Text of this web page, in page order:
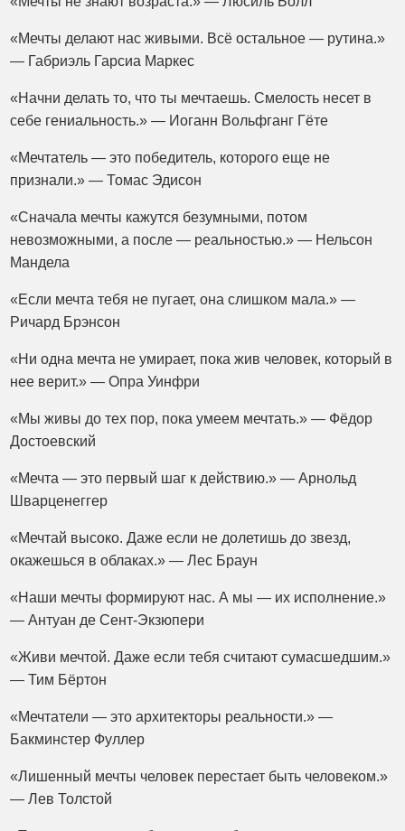
«Мечты делают нас живыми. Всё остальное — рутина.»
— Габриэль Гарсиа Маркес
«Начни делать то, что ты мечтаешь. Смелость несет в
себе гениальность.» — Иоганн Вольфганг Гёте
«Мечтатель — это победитель, которого еще не
признали.» — Томас Эдисон
«Сначала мечты кажутся безумными, потом
невозможными, а после — реальностью.» — Нельсон
Мандела
«Если мечта тебя не пугает, она слишком мала.» —
Ричард Брэнсон
«Ни одна мечта не умирает, пока жив человек, который в
нее верит.» — Опра Уинфри
«Мы живы до тех пор, пока умеем мечтать.» — Фёдор
Достоевский
«Мечта — это первый шаг к действию.» — Арнольд
Шварценеггер
«Мечтай высоко. Даже если не долетишь до звезд,
окажешься в облаках.» — Лес Браун
«Наши мечты формируют нас. А мы — их исполнение.»
— Антуан де Сент-Экзюпери
«Живи мечтой. Даже если тебя считают сумасшедшим.»
— Тим Бёртон
«Мечтатели — это архитекторы реальности.» —
Бакминстер Фуллер
«Лишенный мечты человек перестает быть человеком.»
— Лев Толстой